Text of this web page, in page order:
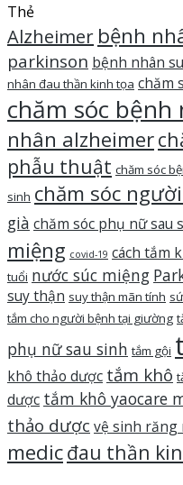
Thẻ
Alzheimer bệnh
parkinson bệnh nhân
nhân đau thần kinh tọa chăm
chăm sóc bệnh
nhân alzheimer
phẫu thuật chăm sóc
sinh chăm sóc
già chăm sóc phụ nữ sau
miệng covid-19 cách tắm
tuổi nước súc miệng
suy thận suy thận mãn tính
tắm cho người bệnh tại giường
phụ nữ sau sinh tắm gội
khô thảo dược tắm khô
dược tắm khô yaocare
thảo dược vệ sinh răng
medicđau thần